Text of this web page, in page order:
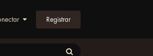
Registrar